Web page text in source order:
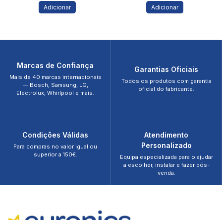
Adicionar Adicionar
Marcas de Confiança
Mais de 40 marcas internacionais
— Bosch, Samsung, LG,
Electrolux, Whirlpool e mais.
Garantias Oficiais
Todos os produtos com garantia
oficial do fabricante.
Condições Válidas
Para compras no valor igual ou
superior a 150€.
Atendimento
Personalizado
Equipa especializada para o ajudar
a escolher, instalar e fazer pós-
venda.